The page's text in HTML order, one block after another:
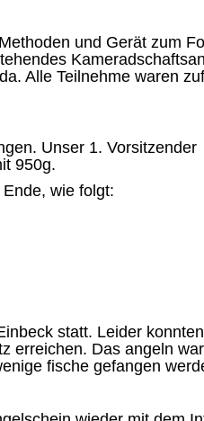
und Gerät zum
Alle Teilnehme waren
Unser 1.
950g.
wie folgt:
statt. Leider
erreichen. Das angeln
fische gefangen